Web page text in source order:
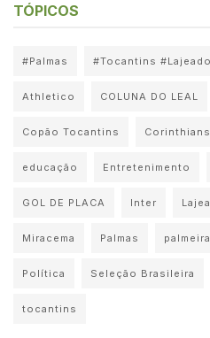
TÓPICOS
#Palmas #Tocantins #Lajeado
Athletico COLUNA DO LEAL
Copão Tocantins Corinthians
educação Entretenimento
GOL DE PLACA Inter
Miracema Palmas
Política Seleção Brasileira
tocantins